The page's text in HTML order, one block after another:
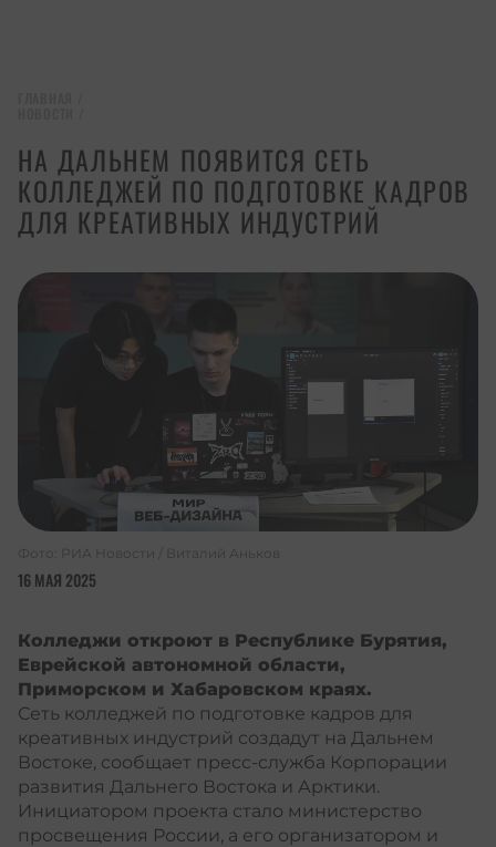
НА ДАЛЬНЕМ ПОЯВИТСЯ СЕТЬ
КОЛЛЕДЖЕЙ ПО ПОДГОТОВКЕ КАДРОВ
ДЛЯ КРЕАТИВНЫХ ИНДУСТРИЙ
16 МАЯ 2025
Фото: РИА Новости / Виталий Аньков
Колледжи откроют в Республике Бурятия,
Еврейской автономной области,
Приморском и Хабаровском краях.
Сеть колледжей по подготовке кадров для
креативных индустрий создадут на Дальнем
Востоке, сообщает пресс-служба Корпорации
развития Дальнего Востока и Арктики.
Инициатором проекта стало министерство
просвещения России, а его организатором и